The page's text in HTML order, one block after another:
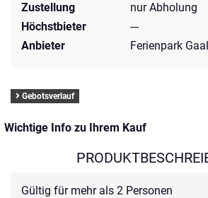
Zustellung
nur Abholung
Höchstbieter
---
Anbieter
Ferienpark Gaal
Gebotsverlauf
Wichtige Info zu Ihrem Kauf
Gültig für mehr als 2 Personen